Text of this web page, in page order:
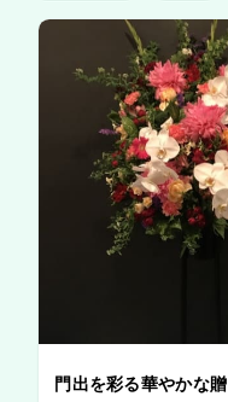
門出を彩る華やかな